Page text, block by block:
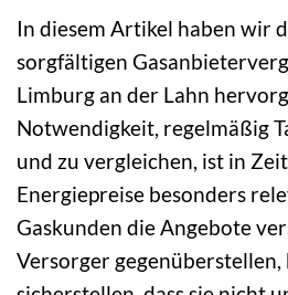
In diesem Artikel haben wir
sorgfältigen
Limburg an der Lahn
Notwendigkeit, regelmäßig
und zu vergleichen, ist in
Energiepreise besonders
Gaskunden die Angebote
Versorger gegenüberstellen,